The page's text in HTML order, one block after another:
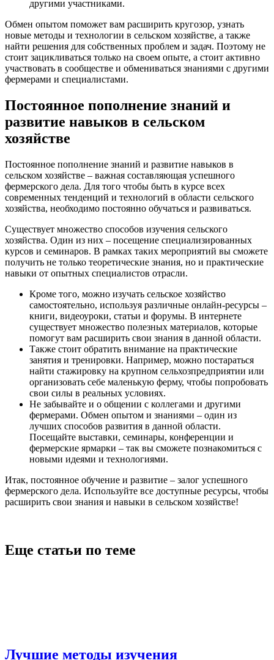
другими участниками.
Обмен опытом поможет вам расширить кругозор, узнать
новые методы и технологии в сельском хозяйстве, а также
найти решения для собственных проблем и задач. Поэтому не
стоит зацикливаться только на своем опыте, а стоит активно
участвовать в сообществе и обмениваться знаниями с другими
фермерами и специалистами.
Постоянное пополнение знаний и
развитие навыков в сельском
хозяйстве
Постоянное пополнение знаний и развитие навыков в
сельском хозяйстве – важная составляющая успешного
фермерского дела. Для того чтобы быть в курсе всех
современных тенденций и технологий в области сельского
хозяйства, необходимо постоянно обучаться и развиваться.
Существует множество способов изучения сельского
хозяйства. Один из них – посещение специализированных
курсов и семинаров. В рамках таких мероприятий вы сможете
получить не только теоретические знания, но и практические
навыки от опытных специалистов отрасли.
Кроме того, можно изучать сельское хозяйство
самостоятельно, используя различные онлайн-ресурсы –
книги, видеоуроки, статьи и форумы. В интернете
существует множество полезных материалов, которые
помогут вам расширить свои знания в данной области.
Также стоит обратить внимание на практические
занятия и тренировки. Например, можно постараться
найти стажировку на крупном сельхозпредприятии или
организовать себе маленькую ферму, чтобы попробовать
свои силы в реальных условиях.
Не забывайте и о общении с коллегами и другими
фермерами. Обмен опытом и знаниями – один из
лучших способов развития в данной области.
Посещайте выставки, семинары, конференции и
фермерские ярмарки – так вы сможете познакомиться с
новыми идеями и технологиями.
Итак, постоянное обучение и развитие – залог успешного
фермерского дела. Используйте все доступные ресурсы, чтобы
расширить свои знания и навыки в сельском хозяйстве!
Еще статьи по теме
Лучшие методы изучения